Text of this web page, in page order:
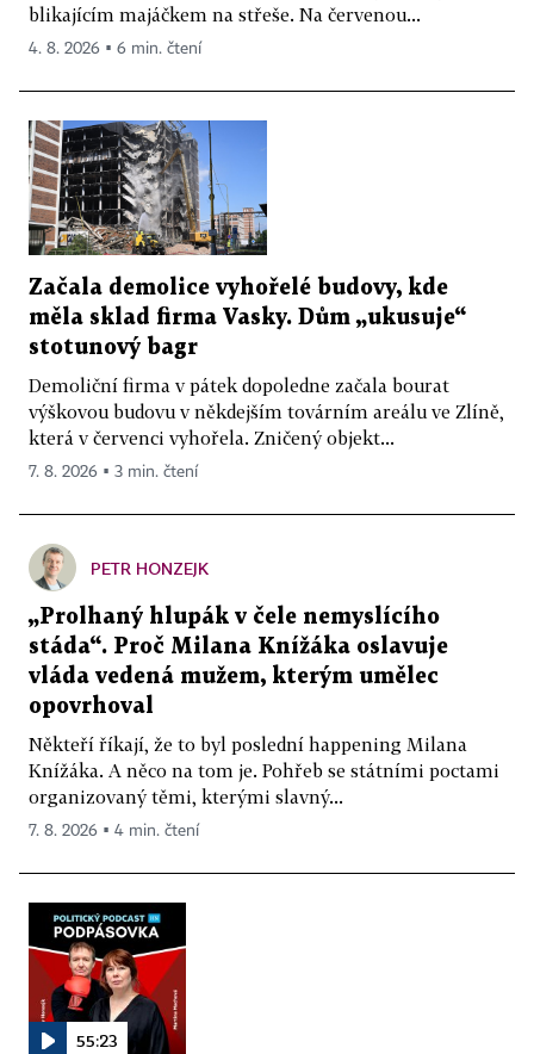
blikajícím majáčkem na střeše. Na červenou...
4. 8. 2026 ▪ 6 min. čtení
Začala demolice vyhořelé budovy, kde
měla sklad firma Vasky. Dům „ukusuje“
stotunový bagr
Demoliční firma v pátek dopoledne začala bourat
výškovou budovu v někdejším továrním areálu ve Zlíně,
která v červenci vyhořela. Zničený objekt...
7. 8. 2026 ▪ 3 min. čtení
PETR HONZEJK
„Prolhaný hlupák v čele nemyslícího
stáda“. Proč Milana Knížáka oslavuje
vláda vedená mužem, kterým umělec
opovrhoval
Někteří říkají, že to byl poslední happening Milana
Knížáka. A něco na tom je. Pohřeb se státními poctami
organizovaný těmi, kterými slavný...
7. 8. 2026 ▪ 4 min. čtení
55:23